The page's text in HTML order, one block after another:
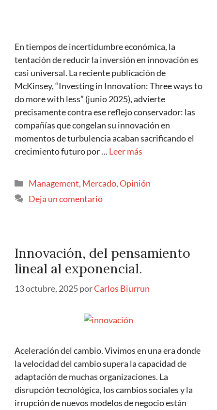
En tiempos de incertidumbre económica, la
tentación de reducir la inversión en innovación es
casi universal. La reciente publicación de
McKinsey, “Investing in Innovation: Three ways to
do more with less” (junio 2025), advierte
precisamente contra ese reflejo conservador: las
compañías que congelan su innovación en
momentos de turbulencia acaban sacrificando el
crecimiento futuro por …Leer más
Management, Mercado,Opinión
Deja un comentario
Innovación, del pensamiento
lineal al exponencial.
13 octubre, 2025porCarlos Biurrun
Aceleración del cambio. Vivimos en una era donde
la velocidad del cambio supera la capacidad de
adaptación de muchas organizaciones. La
disrupción tecnológica, los cambios sociales y la
irrupción de nuevos modelos de negocio están